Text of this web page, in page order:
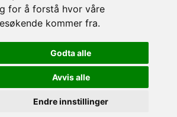
for å forstå hvor våre
kommer fra.
Godta alle
Avvis alle
Endre innstillinger
Follow
us
Facebook
Instagram